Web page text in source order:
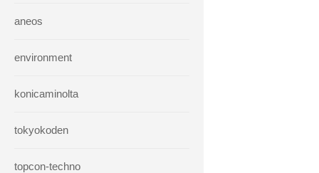
aneos
environment
konicaminolta
tokyokoden
topcon-techno